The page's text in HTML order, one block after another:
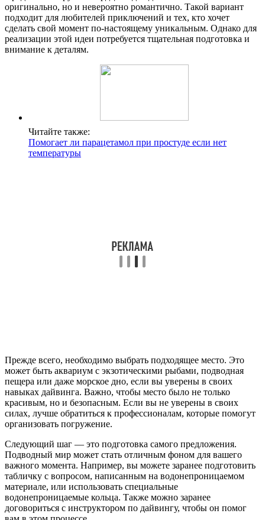
оригинально, но и невероятно романтично. Такой вариант
подходит для любителей приключений и тех, кто хочет
сделать свой момент по-настоящему уникальным. Однако для
реализации этой идеи потребуется тщательная подготовка и
внимание к деталям.
Читайте также:
Помогает ли парацетамол при простуде если нет
температуры
Прежде всего, необходимо выбрать подходящее место. Это
может быть аквариум с экзотическими рыбами, подводная
пещера или даже морское дно, если вы уверены в своих
навыках дайвинга. Важно, чтобы место было не только
красивым, но и безопасным. Если вы не уверены в своих
силах, лучше обратиться к профессионалам, которые помогут
организовать погружение.
Следующий шаг — это подготовка самого предложения.
Подводный мир может стать отличным фоном для вашего
важного момента. Например, вы можете заранее подготовить
табличку с вопросом, написанным на водонепроницаемом
материале, или использовать специальные
водонепроницаемые кольца. Также можно заранее
договориться с инструктором по дайвингу, чтобы он помог